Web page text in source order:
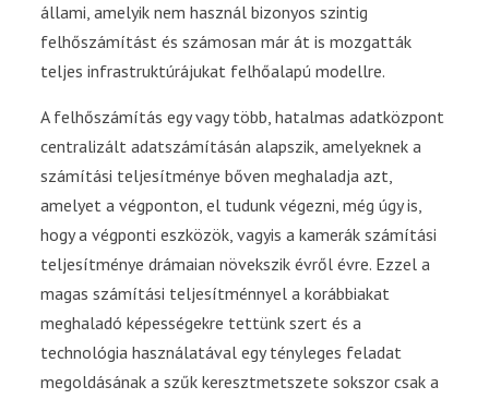
állami, amelyik nem használ bizonyos szintig
felhőszámítást és számosan már át is mozgatták
teljes infrastruktúrájukat felhőalapú modellre.
A felhőszámítás egy vagy több, hatalmas adatközpont
centralizált adatszámításán alapszik, amelyeknek a
számítási teljesítménye bőven meghaladja azt,
amelyet a végponton, el tudunk végezni, még úgy is,
hogy a végponti eszközök, vagyis a kamerák számítási
teljesítménye drámaian növekszik évről évre. Ezzel a
magas számítási teljesítménnyel a korábbiakat
meghaladó képességekre tettünk szert és a
technológia használatával egy tényleges feladat
megoldásának a szűk keresztmetszete sokszor csak a